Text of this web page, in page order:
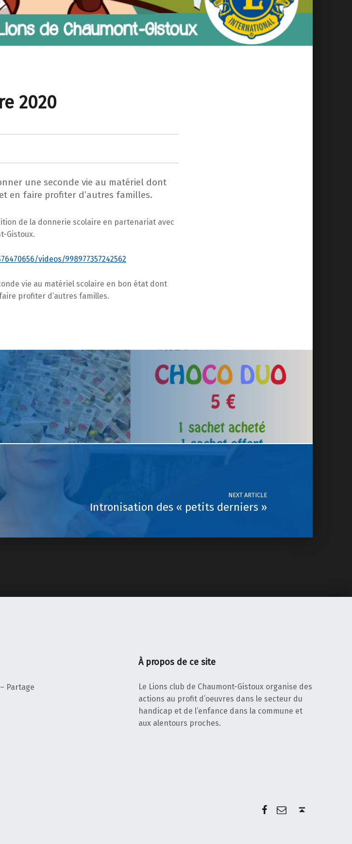
2020
une seconde vie au matériel dont
en faire profiter d’autres familles.
de la donnerie scolaire en partenariat avec
Gistoux.
videos/998977357242562
vie au matériel scolaire en bon état dont
profiter d’autres familles.
NEXT ARTICLE
Intronisation des « petits derniers »
Partage
À propos de ce site
Le Lions club de Chaumont-Gistoux organise des
actions au profit d’oeuvres dans le secteur du
handicap et de l’enfance dans la commune et
aux alentours proches.